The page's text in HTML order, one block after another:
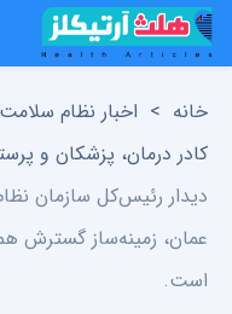
خانه > اخبار نظام سلامت
کادر درمان، پزشکان و
دیدار رئیس‌کل سازمان
عمان، زمینه‌ساز گسترش
است.